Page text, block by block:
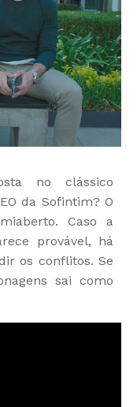
no clássico
da Sofintim? O
Caso a
provável, há
os conflitos. Se
sai como